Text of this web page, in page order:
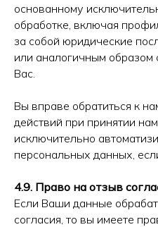
основанному
обработке, включая
за собой юридические
или аналогичным образом
Вас.
Вы вправе обратиться к
действий при принятии
исключительно
персональных данных,
4.9. Право на отзыв
Если Ваши данные
согласия, то вы имеете